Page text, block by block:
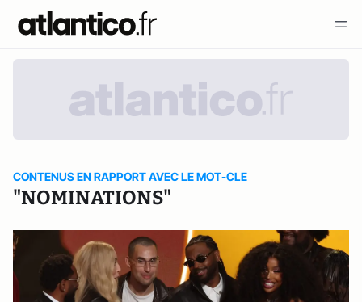
CONTENUS EN RAPPORT AVEC LE MOT-CLE
"NOMINATIONS"